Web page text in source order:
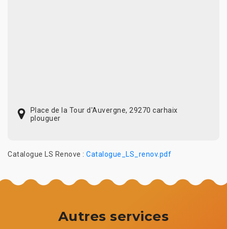
Place de la Tour d'Auvergne, 29270 carhaix
plouguer
Catalogue LS Renove : Catalogue_LS_renov.pdf
Autres services